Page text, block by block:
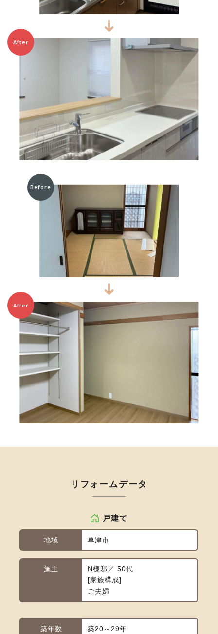
After
Before
After
リフォームデータ
戸建て
地域 草津市
施主
N様邸／ 50代
家族構成
ご夫婦
築年数 築20～29年